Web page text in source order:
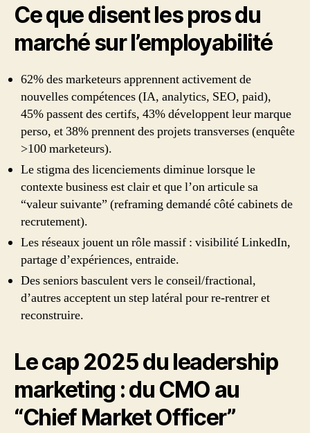
Ce que disent les pros du
marché sur l’employabilité
62% des marketeurs apprennent activement de
nouvelles compétences (IA, analytics, SEO, paid),
45% passent des certifs, 43% développent leur marque
perso, et 38% prennent des projets transverses (enquête
>100 marketeurs).
Le stigma des licenciements diminue lorsque le
contexte business est clair et que l’on articule sa
“valeur suivante” (reframing demandé côté cabinets de
recrutement).
Les réseaux jouent un rôle massif : visibilité LinkedIn,
partage d’expériences, entraide.
Des seniors basculent vers le conseil/fractional,
d’autres acceptent un step latéral pour re-rentrer et
reconstruire.
Le cap 2025 du leadership
marketing : du CMO au
“Chief Market Officer”